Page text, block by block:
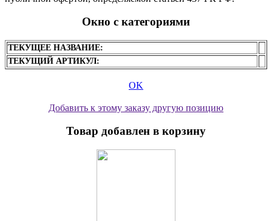
Окно с категориями
ТЕКУЩЕЕ НАЗВАНИЕ:
ТЕКУЩИЙ АРТИКУЛ:
OK
Добавить к этому заказу другую позицию
Товар добавлен в корзину